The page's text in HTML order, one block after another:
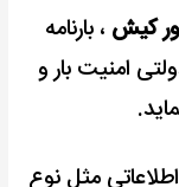
کیش ، بارنامه
امنیت بار و
مثل نوع